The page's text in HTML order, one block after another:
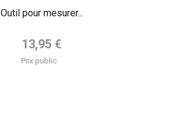
Outil pour mesurer...
Prix de base
13,95 €
Prix public